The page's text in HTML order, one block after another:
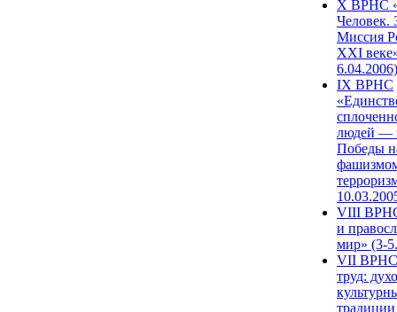
X ВРНС
Человек.
Миссия
XXI
6.04.2006)
IX ВРНС
людей —
Победы
VIII
и
мир» (3-
VII ВРНС
труд: